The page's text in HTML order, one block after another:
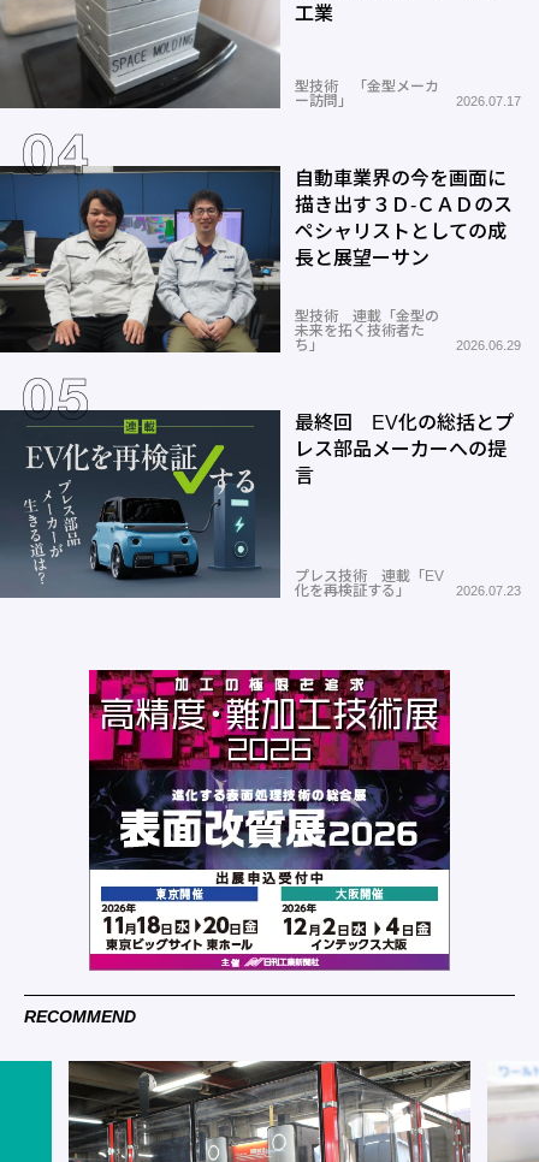
工業
型技術 「金型メーカ
ー訪問」
2026.07.17
自動車業界の今を画面に
描き出す３Ｄ-ＣＡＤのス
ペシャリストとしての成
長と展望ーサン
型技術 連載「金型の
未来を拓く技術者た
ち」
2026.06.29
最終回 EV化の総括とプ
レス部品メーカーへの提
言
プレス技術 連載「EV
化を再検証する」
2026.07.23
RECOMMEND